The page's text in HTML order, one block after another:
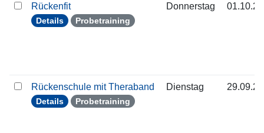
Rückenfit
Details Probetraining
Donnerstag
Rückenschule mit Theraband
Details Probetraining
Dienstag